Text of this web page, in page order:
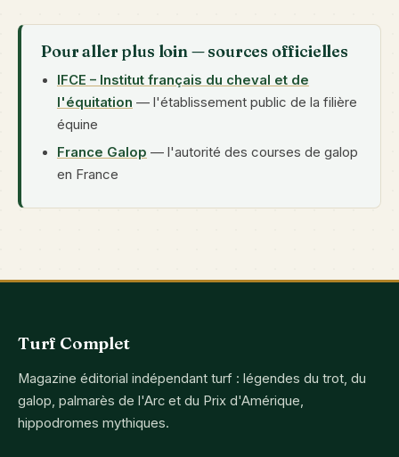
Pour aller plus loin — sources officielles
IFCE – Institut français du cheval et de
l'équitation — l'établissement public de la filière
équine
France Galop — l'autorité des courses de galop
en France
Turf Complet
Magazine éditorial indépendant turf : légendes du trot, du
galop, palmarès de l'Arc et du Prix d'Amérique,
hippodromes mythiques.